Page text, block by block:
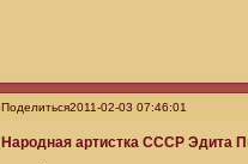
Поделиться2011-02-03 07:46:01
Народная артистка СССР Эдита